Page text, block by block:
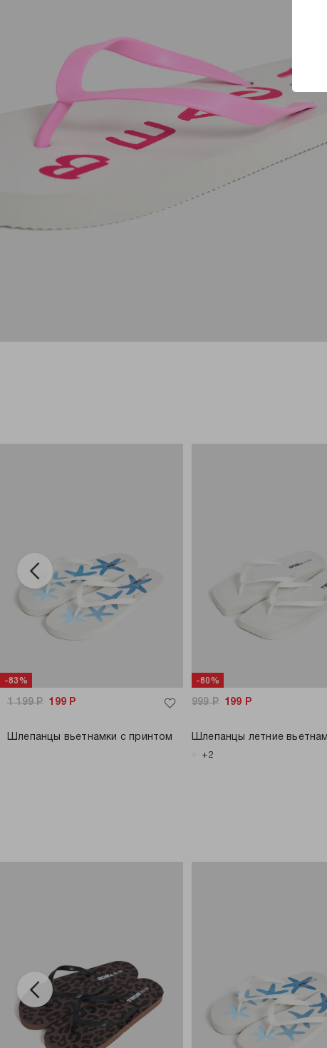
-83%
1 199Р 199 Р
Шлепанцы вьетнамки с принтом
-80%
999Р 199 Р
Шлепанцы летние
+2